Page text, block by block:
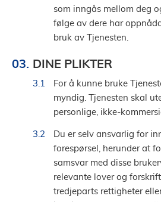
som inngås mellom deg
følge av dere har
bruk av Tjenesten.
DINE PLIKTER
For å kunne bruke
myndig. Tjenesten skal
personlige, ikke-
Du er selv ansvarlig for
forespørsel, herunder at
samsvar med disse
relevante lover og
tredjeparts rettigheter